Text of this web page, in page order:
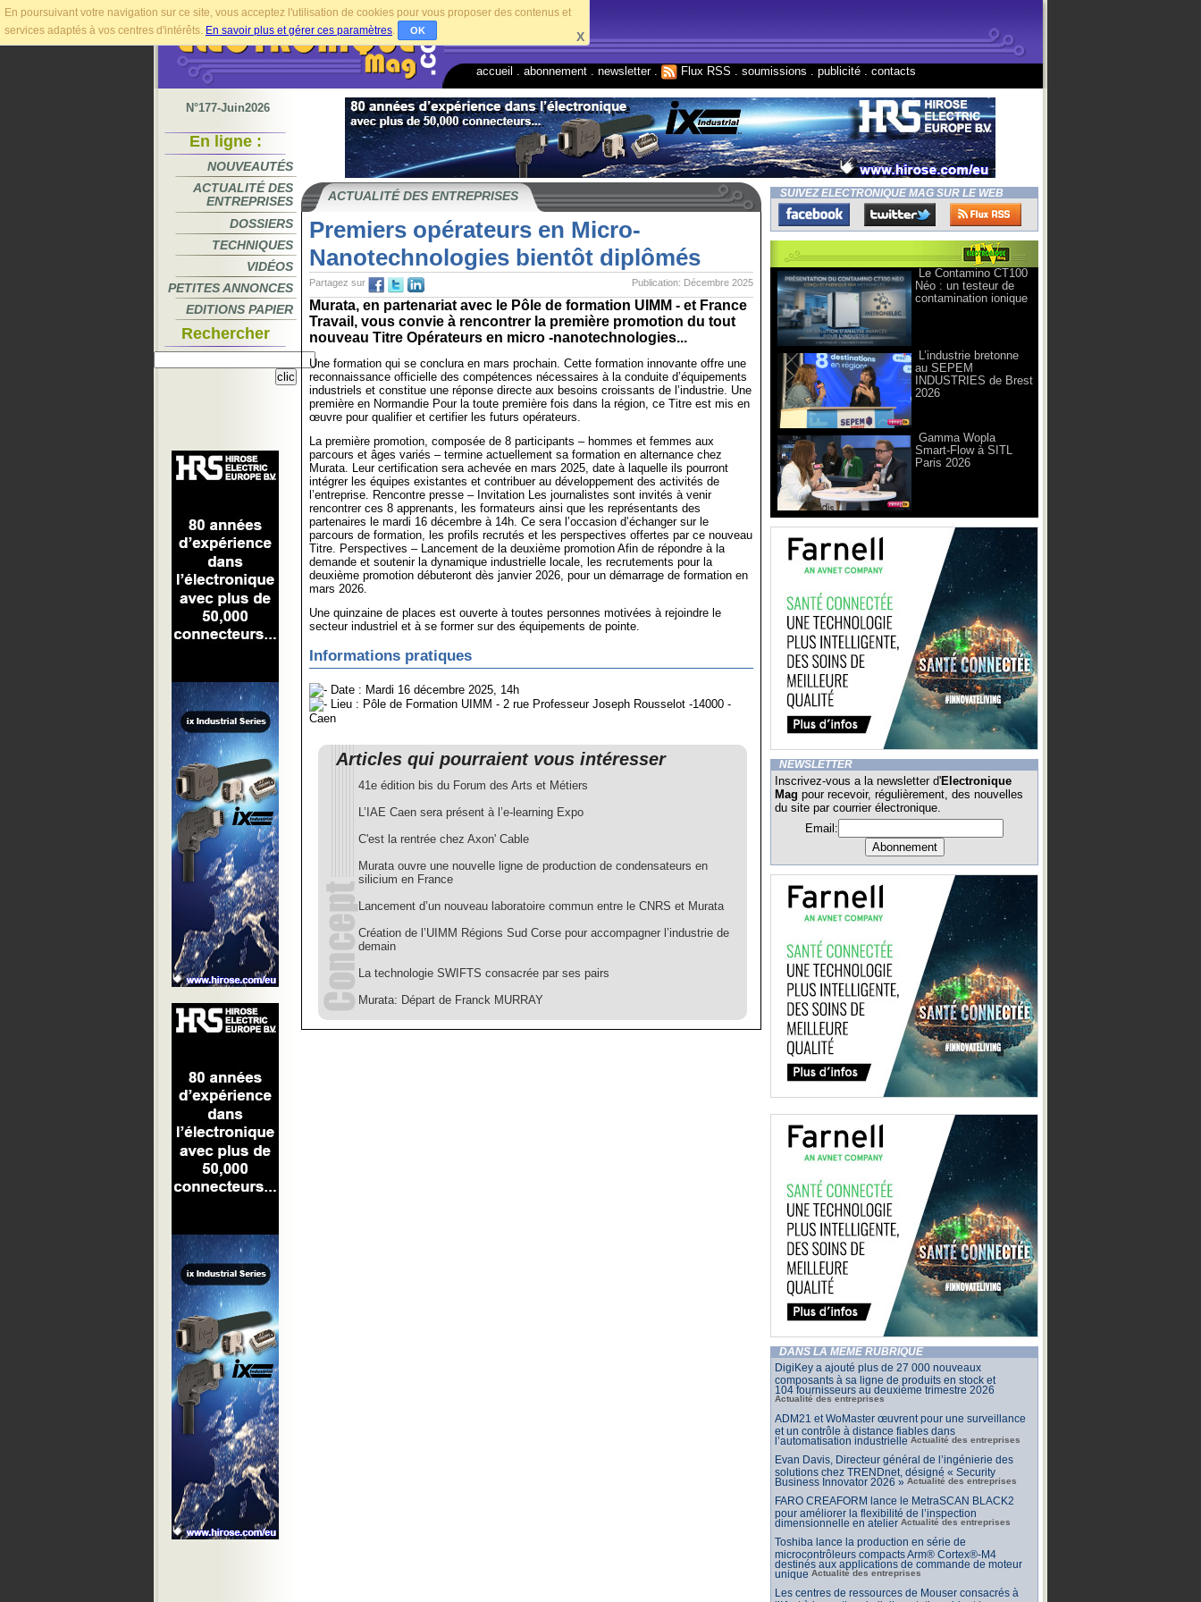
En poursuivant votre navigation sur ce site, vous acceptez l'utilisation de cookies pour vous proposer des contenus et
services adaptés à vos centres d'intérêts. En savoir plus et gérer ces paramètres. OK X
accueil abonnement newsletter. Flux RSS soumissions publicité contacts
N°177-Juin2026
En ligne :
NOUVEAUTÉS
ACTUALITÉ DES
ENTREPRISES
DOSSIERS
TECHNIQUES
VIDÉOS
PETITES ANNONCES
EDITIONS PAPIER
Rechercher
ACTUALITÉ DES ENTREPRISES
Premiers opérateurs en Micro-
Nanotechnologies bientôt diplômés
Publication: Décembre 2025
Partagez sur
Murata, en partenariat avec le Pôle de formation UIMM - et France
Travail, vous convie à rencontrer la première promotion du tout
nouveau Titre Opérateurs en micro -nanotechnologies...
Une formation qui se conclura en mars prochain. Cette formation innovante offre une
reconnaissance officielle des compétences nécessaires à la conduite d’équipements
industriels et constitue une réponse directe aux besoins croissants de l’industrie. Une
première en Normandie Pour la toute première fois dans la région, ce Titre est mis en
œuvre pour qualifier et certifier les futurs opérateurs.
La première promotion, composée de 8 participants – hommes et femmes aux
parcours et âges variés – termine actuellement sa formation en alternance chez
Murata. Leur certification sera achevée en mars 2025, date à laquelle ils pourront
intégrer les équipes existantes et contribuer au développement des activités de
l’entreprise. Rencontre presse – Invitation Les journalistes sont invités à venir
rencontrer ces 8 apprenants, les formateurs ainsi que les représentants des
partenaires le mardi 16 décembre à 14h. Ce sera l’occasion d’échanger sur le
parcours de formation, les profils recrutés et les perspectives offertes par ce nouveau
Titre. Perspectives – Lancement de la deuxième promotion Afin de répondre à la
demande et soutenir la dynamique industrielle locale, les recrutements pour la
deuxième promotion débuteront dès janvier 2026, pour un démarrage de formation en
mars 2026.
Une quinzaine de places est ouverte à toutes personnes motivées à rejoindre le
secteur industriel et à se former sur des équipements de pointe.
Informations pratiques
Date : Mardi 16 décembre 2025, 14h
Lieu : Pôle de Formation UIMM - 2 rue Professeur Joseph Rousselot -14000 -
Caen
Articles qui pourraient vous intéresser
41e édition bis du Forum des Arts et Métiers
L’IAE Caen sera présent à l’e-learning Expo
C'est la rentrée chez Axon' Cable
Murata ouvre une nouvelle ligne de production de condensateurs en
silicium en France
Lancement d’un nouveau laboratoire commun entre le CNRS et Murata
Création de l’UIMM Régions Sud Corse pour accompagner l’industrie de
demain
La technologie SWIFTS consacrée par ses pairs
Murata: Départ de Franck MURRAY
SUIVEZ ELECTRONIQUE MAG SUR LE WEB
Le Contamino CT100
Néo : un testeur de
contamination ionique
L’industrie bretonne
au SEPEM
INDUSTRIES de Brest
2026
Gamma Wopla
Smart-Flow à SITL
Paris 2026
NEWSLETTER
Inscrivez-vous a la newsletter d'Electronique
Mag pour recevoir, régulièrement, des nouvelles
du site par courrier électronique.
Email:
DANS LA MÊME RUBRIQUE
DigiKey a ajouté plus de 27 000 nouveaux
composants à sa ligne de produits en stock et
104 fournisseurs au deuxième trimestre 2026
Actualité des entreprises
ADM21 et WoMaster œuvrent pour une surveillance
et un contrôle à distance fiables dans
l’automatisation industrielle Actualité des entreprises
Evan Davis, Directeur général de l’ingénierie des
solutions chez TRENDnet, désigné « Security
Business Innovator 2026 » Actualité des entreprises
FARO CREAFORM lance le MetraSCAN BLACK2
pour améliorer la flexibilité de l’inspection
dimensionnelle en atelier Actualité des entreprises
Toshiba lance la production en série de
microcontrôleurs compacts Arm® Cortex®-M4
destinés aux applications de commande de moteur
unique Actualité des entreprises
Les centres de ressources de Mouser consacrés à